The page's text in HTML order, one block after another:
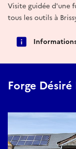
Visite guidée d'une
tous les outils à
Forge